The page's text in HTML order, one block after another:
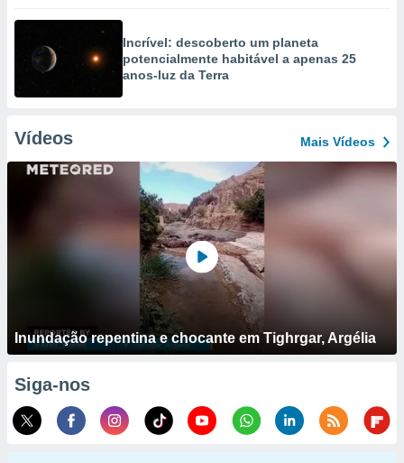
Incrível: descoberto um planeta
potencialmente habitável a apenas 25
anos-luz da Terra
Vídeos Mais Vídeos
Inundação repentina e chocante em Tighrgar, Argélia
Siga-nos